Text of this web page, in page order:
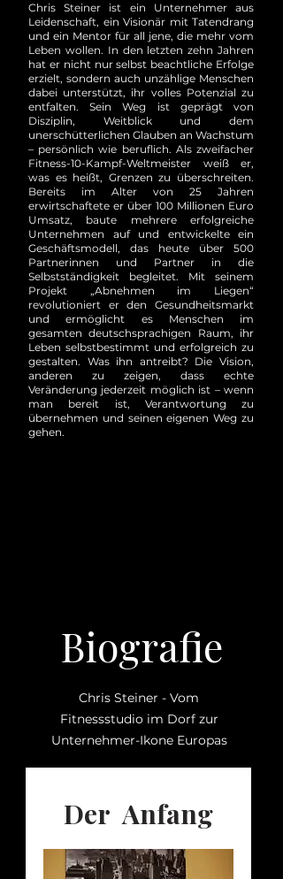
Chris Steiner ist ein Unternehmer aus
Leidenschaft, ein Visionär mit Tatendrang
und ein Mentor für all jene, die mehr vom
Leben wollen. In den letzten zehn Jahren
hat er nicht nur selbst beachtliche Erfolge
erzielt, sondern auch unzählige Menschen
dabei unterstützt, ihr volles Potenzial zu
entfalten. Sein Weg ist geprägt von
Disziplin, Weitblick und dem
unerschütterlichen Glauben an Wachstum
– persönlich wie beruflich. Als zweifacher
Fitness-10-Kampf-Weltmeister weiß er,
was es heißt, Grenzen zu überschreiten.
Bereits im Alter von 25 Jahren
erwirtschaftete er über 100 Millionen Euro
Umsatz, baute mehrere erfolgreiche
Unternehmen auf und entwickelte ein
Geschäftsmodell, das heute über 500
Partnerinnen und Partner in die
Selbstständigkeit begleitet. Mit seinem
Projekt „Abnehmen im Liegen“
revolutioniert er den Gesundheitsmarkt
und ermöglicht es Menschen im
gesamten deutschsprachigen Raum, ihr
Leben selbstbestimmt und erfolgreich zu
gestalten. Was ihn antreibt? Die Vision,
anderen zu zeigen, dass echte
Veränderung jederzeit möglich ist – wenn
man bereit ist, Verantwortung zu
übernehmen und seinen eigenen Weg zu
gehen.
Biografie
Chris Steiner - Vom
Fitnessstudio im Dorf zur
Unternehmer-Ikone Europas
Der Anfang